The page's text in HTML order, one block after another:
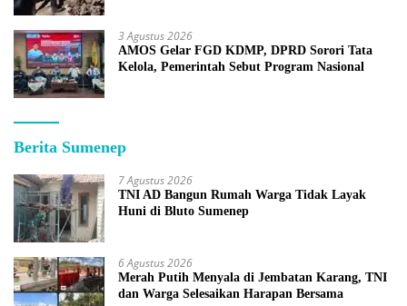
3 Agustus 2026
AMOS Gelar FGD KDMP, DPRD Sorori Tata
Kelola, Pemerintah Sebut Program Nasional
Berita Sumenep
7 Agustus 2026
TNI AD Bangun Rumah Warga Tidak Layak
Huni di Bluto Sumenep
6 Agustus 2026
Merah Putih Menyala di Jembatan Karang, TNI
dan Warga Selesaikan Harapan Bersama